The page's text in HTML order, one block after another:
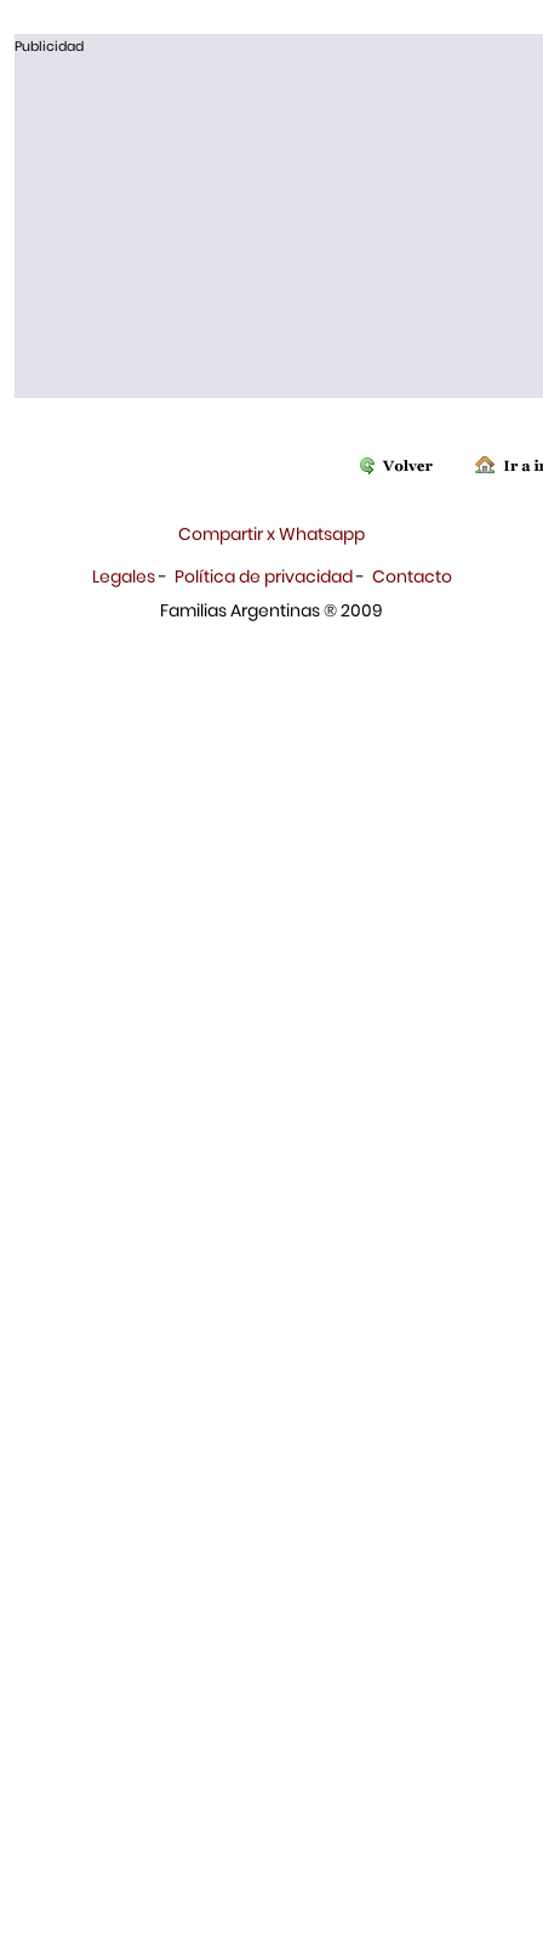
Publicidad
Compartir x Whatsapp
Legales- Política de privacidad- Contacto
Familias Argentinas ® 2009